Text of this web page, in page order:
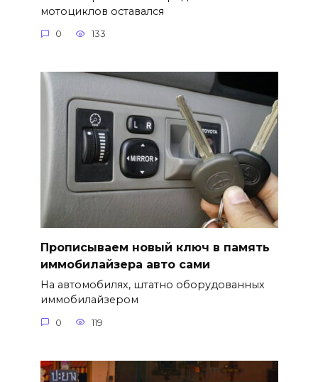
мотоциклов оставался
0 133
Прописываем новый ключ в память
иммобилайзера авто сами
На автомобилях, штатно оборудованных
иммобилайзером
0 119